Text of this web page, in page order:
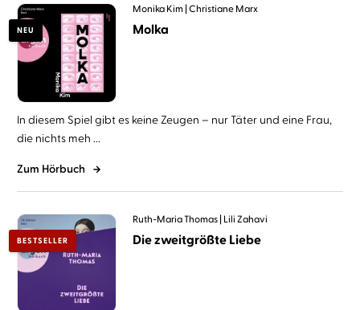
NEU
Monika Kim Christiane Marx
Molka
In diesem Spiel gibt es keine Zeugen – nur Täter und eine Frau,
die nichts meh ...
Zum Hörbuch
BESTSELLER
Ruth-Maria Thomas Lili Zahavi
Die zweitgrößte Liebe